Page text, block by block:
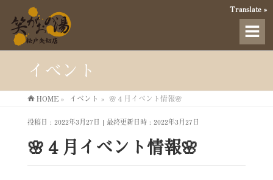
イベント
HOME » イベント » 🌸４月イベント情報🌸
投稿日 : 2022年3月27日 最終更新日時 : 2022年3月27日
🌸４月イベント情報🌸
Translate »